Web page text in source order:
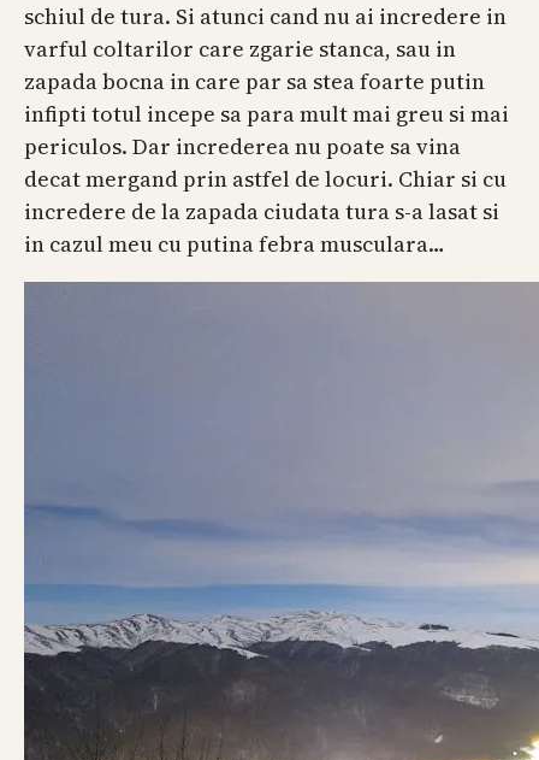
schiul de tura. Si atunci cand nu ai incredere in
varful coltarilor care zgarie stanca, sau in
zapada bocna in care par sa stea foarte putin
infipti totul incepe sa para mult mai greu si mai
periculos. Dar increderea nu poate sa vina
decat mergand prin astfel de locuri. Chiar si cu
incredere de la zapada ciudata tura s-a lasat si
in cazul meu cu putina febra musculara…